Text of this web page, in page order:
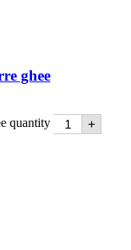
ghee
quantity
+